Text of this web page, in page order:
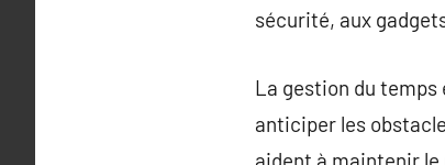
sécurité, aux
La gestion du
anticiper les
aident à maintenir